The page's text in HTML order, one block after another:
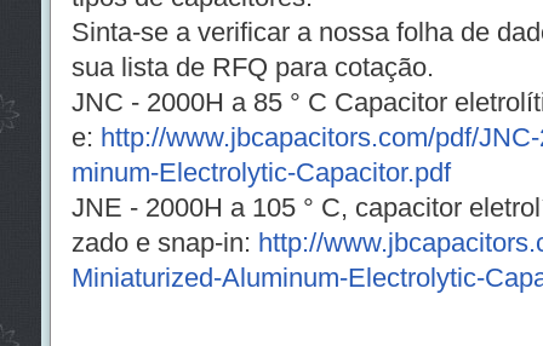
Sinta-se a verificar a nossa folha de
sua lista de RFQ para cotação.
JNC - 2000H a 85 ° C Capacitor
e: http://www.jbcapacitors.com/pdf/
minum-Electrolytic-Capacitor.pdf
JNE - 2000H a 105 ° C, capacitor
zado e snap-in: http://
Miniaturized-Aluminum-Electrolytic-